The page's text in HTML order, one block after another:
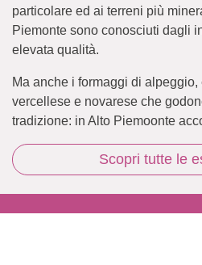
particolare ed ai terreni più
Piemonte sono conosciuti dagli
elevata qualità.
Ma anche i formaggi di
vercellese e novarese che
tradizione: in Alto Piemoonte
Scopri tutte le